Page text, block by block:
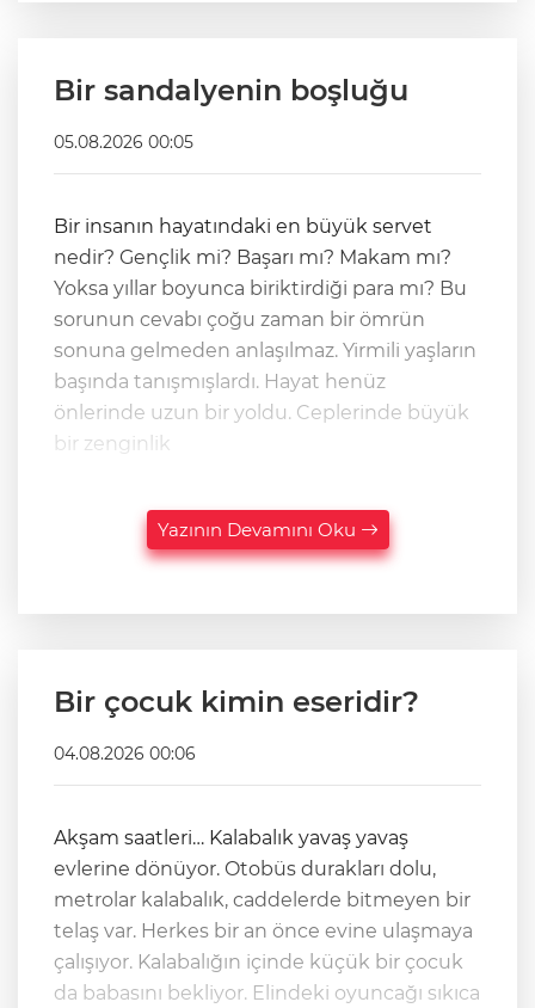
Bir sandalyenin boşluğu
05.08.2026 00:05
Bir insanın hayatındaki en büyük servet
nedir? Gençlik mi? Başarı mı? Makam mı?
Yoksa yıllar boyunca biriktirdiği para mı? Bu
sorunun cevabı çoğu zaman bir ömrün
sonuna gelmeden anlaşılmaz. Yirmili yaşların
başında tanışmışlardı. Hayat henüz
önlerinde uzun bir yoldu. Ceplerinde büyük
bir zenginlik
Yazının Devamını Oku
Bir çocuk kimin eseridir?
04.08.2026 00:06
Akşam saatleri… Kalabalık yavaş yavaş
evlerine dönüyor. Otobüs durakları dolu,
metrolar kalabalık, caddelerde bitmeyen bir
telaş var. Herkes bir an önce evine ulaşmaya
çalışıyor. Kalabalığın içinde küçük bir çocuk
da babasını bekliyor. Elindeki oyuncağı sıkıca